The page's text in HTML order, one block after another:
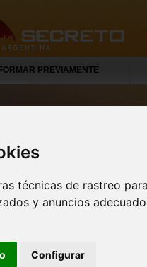
técnicas de rastreo
y anuncios
Configurar
PREVIAMENTE